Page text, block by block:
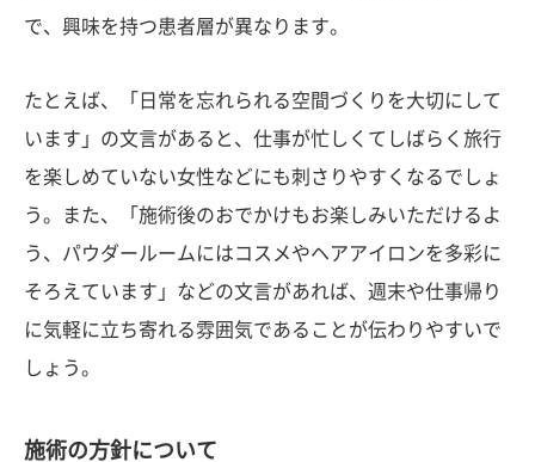
で、興味を持つ患者層が異なります。
たとえば、「日常を忘れられる空間づくりを大切にして
います」の文言があると、仕事が忙しくてしばらく旅行
を楽しめていない女性などにも刺さりやすくなるでしょ
う。また、「施術後のおでかけもお楽しみいただけるよ
う、パウダールームにはコスメやヘアアイロンを多彩に
そろえています」などの文言があれば、週末や仕事帰り
に気軽に立ち寄れる雰囲気であることが伝わりやすいで
しょう。
施術の方針について